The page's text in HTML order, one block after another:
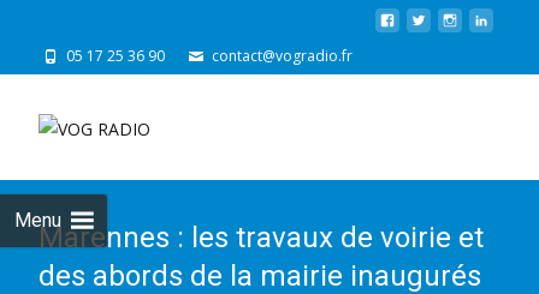
05 17 25 36 90 contact@vogradio.fr
Menu
Marennes : les travaux de voirie et
des abords de la mairie inaugurés